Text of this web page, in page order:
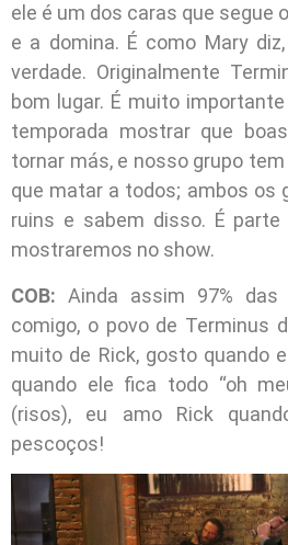
ele é um dos caras que segue
e a domina. É como Mary
verdade. Originalmente
bom lugar. É muito
temporada mostrar que
tornar más, e nosso grupo
que matar a todos; ambos os
ruins e sabem disso. É
mostraremos no show.
COB: Ainda assim 97% das
comigo, o povo de Terminus
muito de Rick, gosto quando
quando ele fica todo “oh
(risos), eu amo Rick
pescoços!